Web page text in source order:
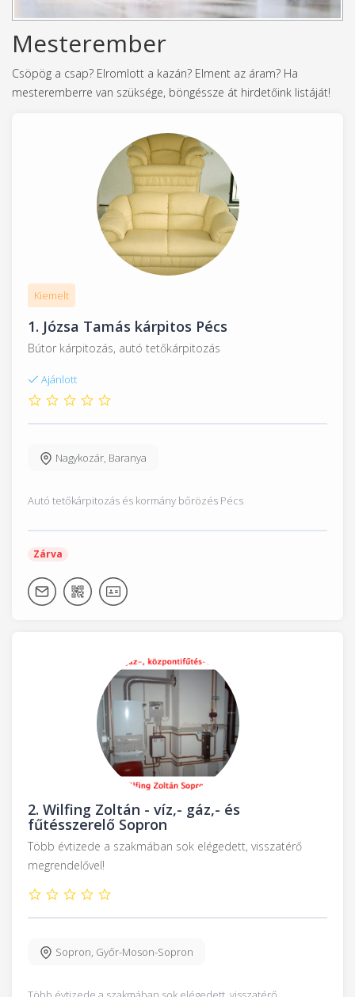
Mesterember
Csöpög a csap? Elromlott a kazán? Elment az áram? Ha
mesteremberre van szüksége, böngéssze át hirdetőink listáját!
Kiemelt
1. Józsa Tamás kárpitos Pécs
Bútor kárpitozás, autó tetőkárpitozás
Ajánlott
Nagykozár, Baranya
Autó tetőkárpitozás és kormány bőrözés Pécs
Zárva
2. Wilfing Zoltán - víz,- gáz,- és
fűtésszerelő Sopron
Több évtizede a szakmában sok elégedett, visszatérő
megrendelővel!
Sopron, Győr-Moson-Sopron